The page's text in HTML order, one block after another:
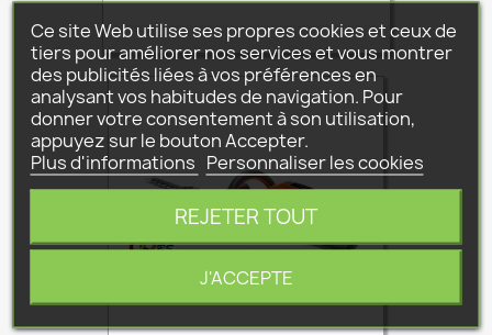
Ce site Web utilise ses propres cookies et ceux de
tiers pour améliorer nos services et vous montrer
des publicités liées à vos préférences en
analysant vos habitudes de navigation. Pour
donner votre consentement à son utilisation,
appuyez sur le bouton Accepter.
Plus d'informations Personnaliser les cookies
REJETER TOUT
J'ACCEPTE